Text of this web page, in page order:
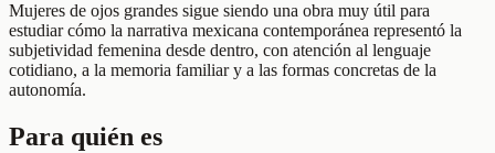
Mujeres de ojos grandes sigue siendo una obra muy útil para
estudiar cómo la narrativa mexicana contemporánea representó la
subjetividad femenina desde dentro, con atención al lenguaje
cotidiano, a la memoria familiar y a las formas concretas de la
autonomía.
Para quién es